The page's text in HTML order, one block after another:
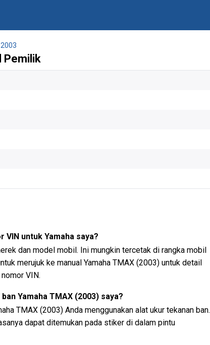
2003
Pemilik
VIN untuk Yamaha saya?
dan model mobil. Ini mungkin tercetak di rangka mobil
merujuk ke manual Yamaha TMAX (2003) untuk detail
VIN.
Yamaha TMAX (2003) saya?
TMAX (2003) Anda menggunakan alat ukur tekanan ban.
dapat ditemukan pada stiker di dalam pintu